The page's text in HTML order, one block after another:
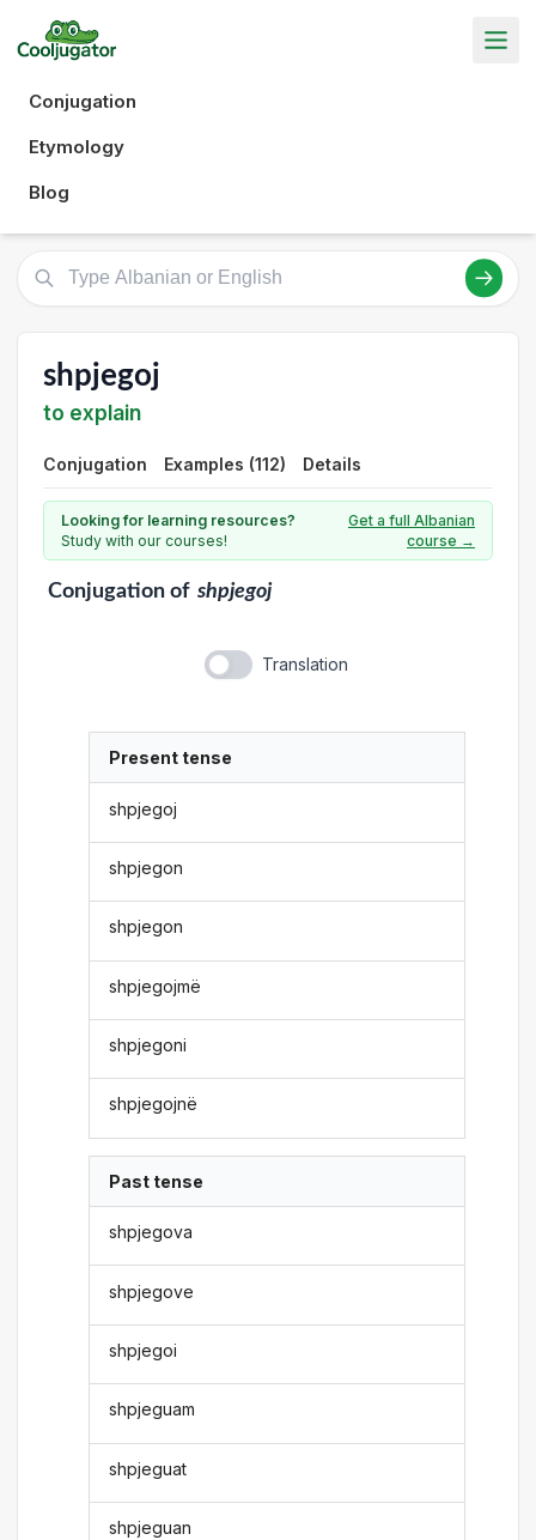
Conjugation
Etymology
Blog
shpjegoj
to explain
Conjugation Examples (112) Details
Looking for learning resources?
Study with our courses!
Get a full Albanian
course →
Conjugationof shpjegoj
Translation
Present tense
shpjegoj
shpjegon
shpjegon
shpjegojmë
shpjegoni
shpjegojnë
Past tense
shpjegova
shpjegove
shpjegoi
shpjeguam
shpjeguat
shpjeguan